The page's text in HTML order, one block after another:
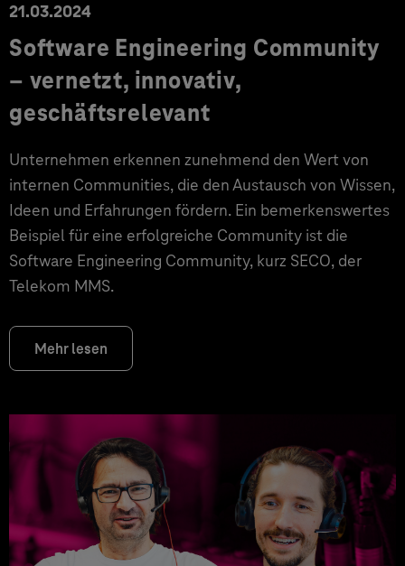
21.03.2024
Software Engineering Community
– vernetzt, innovativ,
geschäftsrelevant
Unternehmen erkennen zunehmend den Wert von
internen Communities, die den Austausch von Wissen,
Ideen und Erfahrungen fördern. Ein bemerkenswertes
Beispiel für eine erfolgreiche Community ist die
Software Engineering Community, kurz SECO, der
Telekom MMS.
Mehr lesen